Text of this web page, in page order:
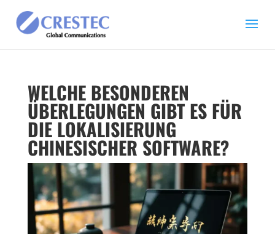
WELCHE BESONDEREN
ÜBERLEGUNGEN GIBT ES FÜR
DIE LOKALISIERUNG
CHINESISCHER SOFTWARE?